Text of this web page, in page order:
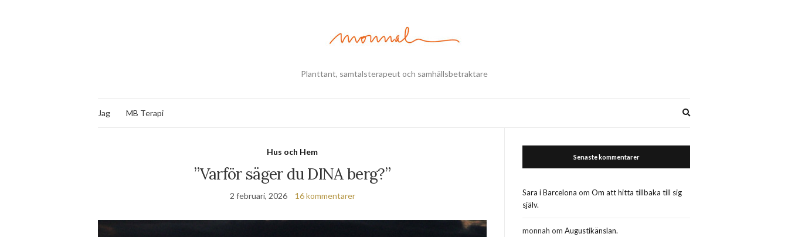
Planttant, samtalsterapeut och samhällsbetraktare
Jag MB Terapi
Hus och Hem
”Varför säger du DINA berg?”
2 februari, 2026 16 kommentarer
Senaste kommentarer
Sara i Barcelona omOm att hitta tillbaka till sig
själv.
monnah omAugustikänslan.